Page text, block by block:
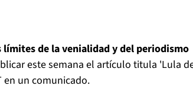
de la venialidad y del periodismo
este semana el artículo titula 'Lula
en un comunicado.